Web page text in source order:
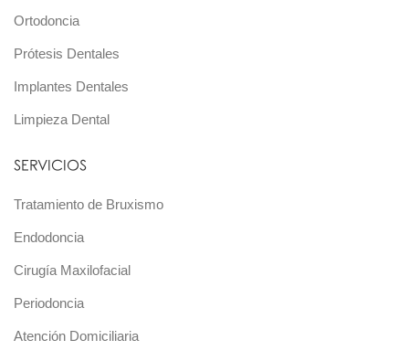
Ortodoncia
Prótesis Dentales
Implantes Dentales
Limpieza Dental
SERVICIOS
Tratamiento de Bruxismo
Endodoncia
Cirugía Maxilofacial
Periodoncia
Atención Domiciliaria